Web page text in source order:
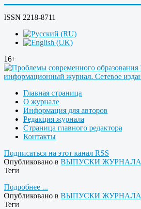
ISSN 2218-8711
16+
Главная страница
О журнале
Информация для авторов
Редакция журнала
Страница главного редактора
Контакты
Подписаться на этот канал RSS
Опубликовано в ВЫПУСКИ ЖУРНАЛА
Теги
Подробнее ...
Опубликовано в ВЫПУСКИ ЖУРНАЛА
Теги